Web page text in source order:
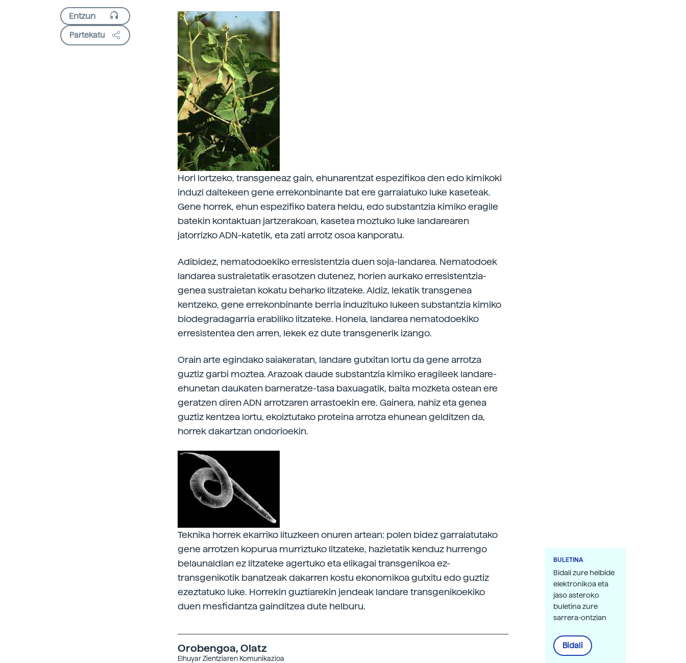
Partekatu
Hori lortzeko, transgeneaz gain, ehunarentzat espezifikoa den edo kimikoki
induzi daitekeen gene errekonbinante bat ere garraiatuko luke kaseteak.
Gene horrek, ehun espezifiko batera heldu, edo substantzia kimiko eragile
batekin kontaktuan jartzerakoan, kasetea moztuko luke landarearen
jatorrizko ADN-katetik, eta zati arrotz osoa kanporatu.
Adibidez, nematodoekiko erresistentzia duen soja-landarea. Nematodoek
landarea sustraietatik erasotzen dutenez, horien aurkako erresistentzia-
genea sustraietan kokatu beharko litzateke. Aldiz, lekatik transgenea
kentzeko, gene errekonbinante berria induzituko lukeen substantzia kimiko
biodegradagarria erabiliko litzateke. Honela, landarea nematodoekiko
erresistentea den arren, lekek ez dute transgenerik izango.
Orain arte egindako saiakeratan, landare gutxitan lortu da gene arrotza
guztiz garbi moztea. Arazoak daude substantzia kimiko eragileek landare-
ehunetan daukaten barneratze-tasa baxuagatik, baita mozketa ostean ere
geratzen diren ADN arrotzaren arrastoekin ere. Gainera, nahiz eta genea
guztiz kentzea lortu, ekoiztutako proteina arrotza ehunean gelditzen da,
horrek dakartzan ondorioekin.
Teknika horrek ekarriko lituzkeen onuren artean: polen bidez garraiatutako
gene arrotzen kopurua murriztuko litzateke, hazietatik kenduz hurrengo
belaunaldian ez litzateke agertuko eta elikagai transgenikoa ez-
transgenikotik banatzeak dakarren kostu ekonomikoa gutxitu edo guztiz
ezeztatuko luke. Horrekin guztiarekin jendeak landare transgenikoekiko
duen mesfidantza gainditzea dute helburu.
Orobengoa, Olatz
Elhuyar Zientziaren Komunikazioa
BULETINA
Bidali zure helbide
elektronikoa eta
jaso asteroko
buletina zure
sarrera-ontzian
Bidali